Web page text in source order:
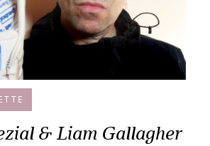
& Liam Gallagher